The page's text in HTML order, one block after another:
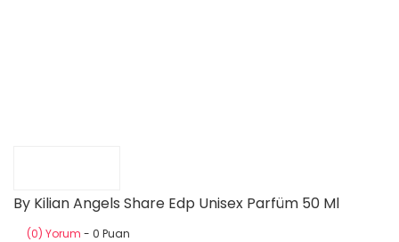
By Kilian Angels Share Edp Unisex Parfüm 50 Ml
(0) Yorum - 0 Puan